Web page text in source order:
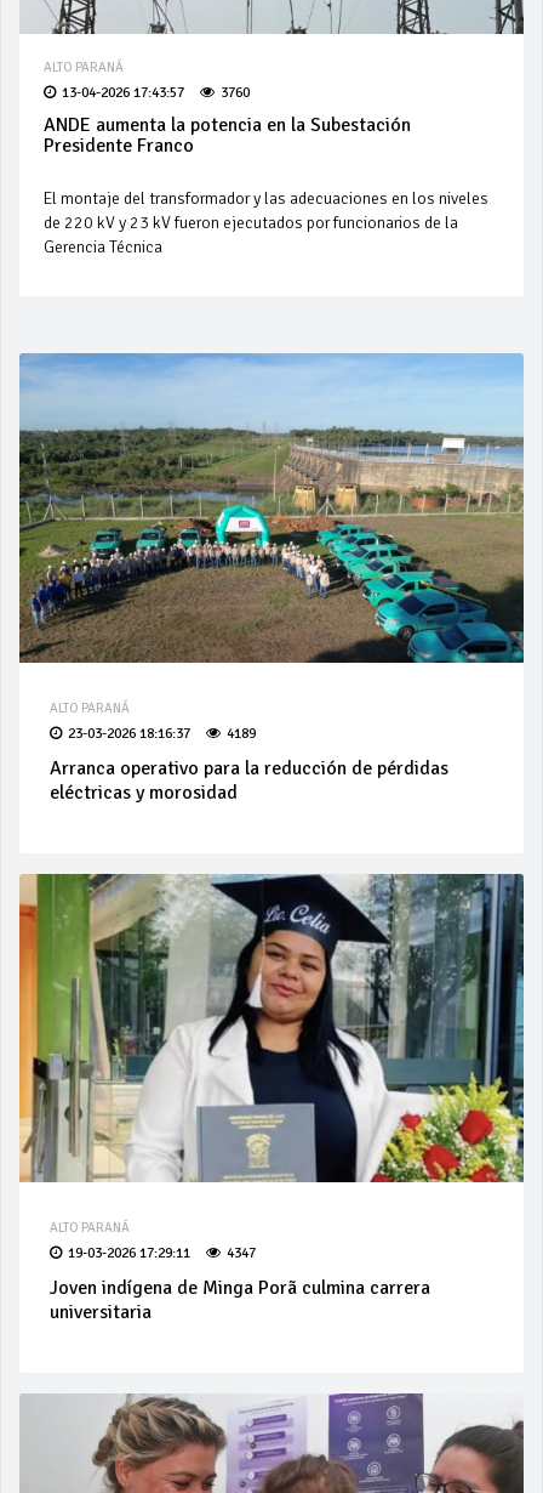
ALTO PARANÁ
13-04-2026 17:43:57 3760
ANDE aumenta la potencia en la Subestación
Presidente Franco
El montaje del transformador y las adecuaciones en los niveles
de 220 kV y 23 kV fueron ejecutados por funcionarios de la
Gerencia Técnica
ALTO PARANÁ
23-03-2026 18:16:37 4189
Arranca operativo para la reducción de pérdidas
eléctricas y morosidad
ALTO PARANÁ
19-03-2026 17:29:11 4347
Joven indígena de Minga Porã culmina carrera
universitaria